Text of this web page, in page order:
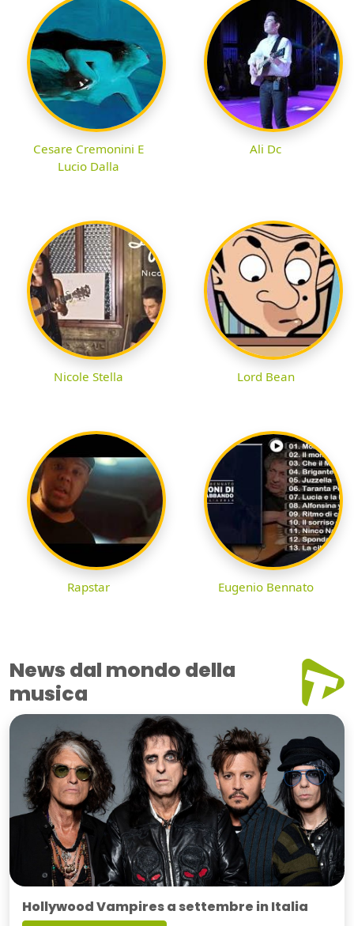
Cesare Cremonini E
Lucio Dalla
Ali Dc
Nicole Stella Lord Bean
Rapstar Eugenio Bennato
News dal mondo della
musica
Hollywood Vampires a settembre in Italia